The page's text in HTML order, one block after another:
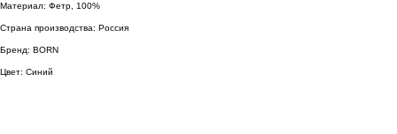
Материал: Фетр, 100%
Страна производства: Россия
Бренд: BORN
Цвет: Синий